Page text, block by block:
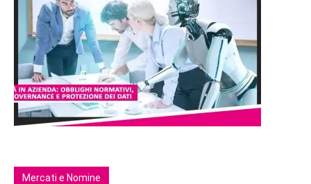
Mercati e Nomine